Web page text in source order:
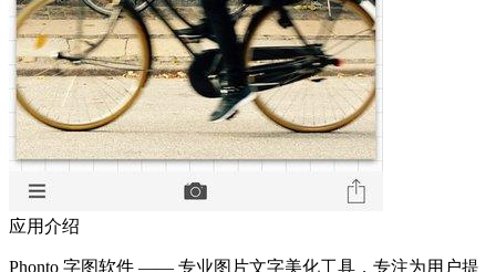
应用介绍
Phonto 字图软件 —— 专业图片文字美化工具，专注为用户提